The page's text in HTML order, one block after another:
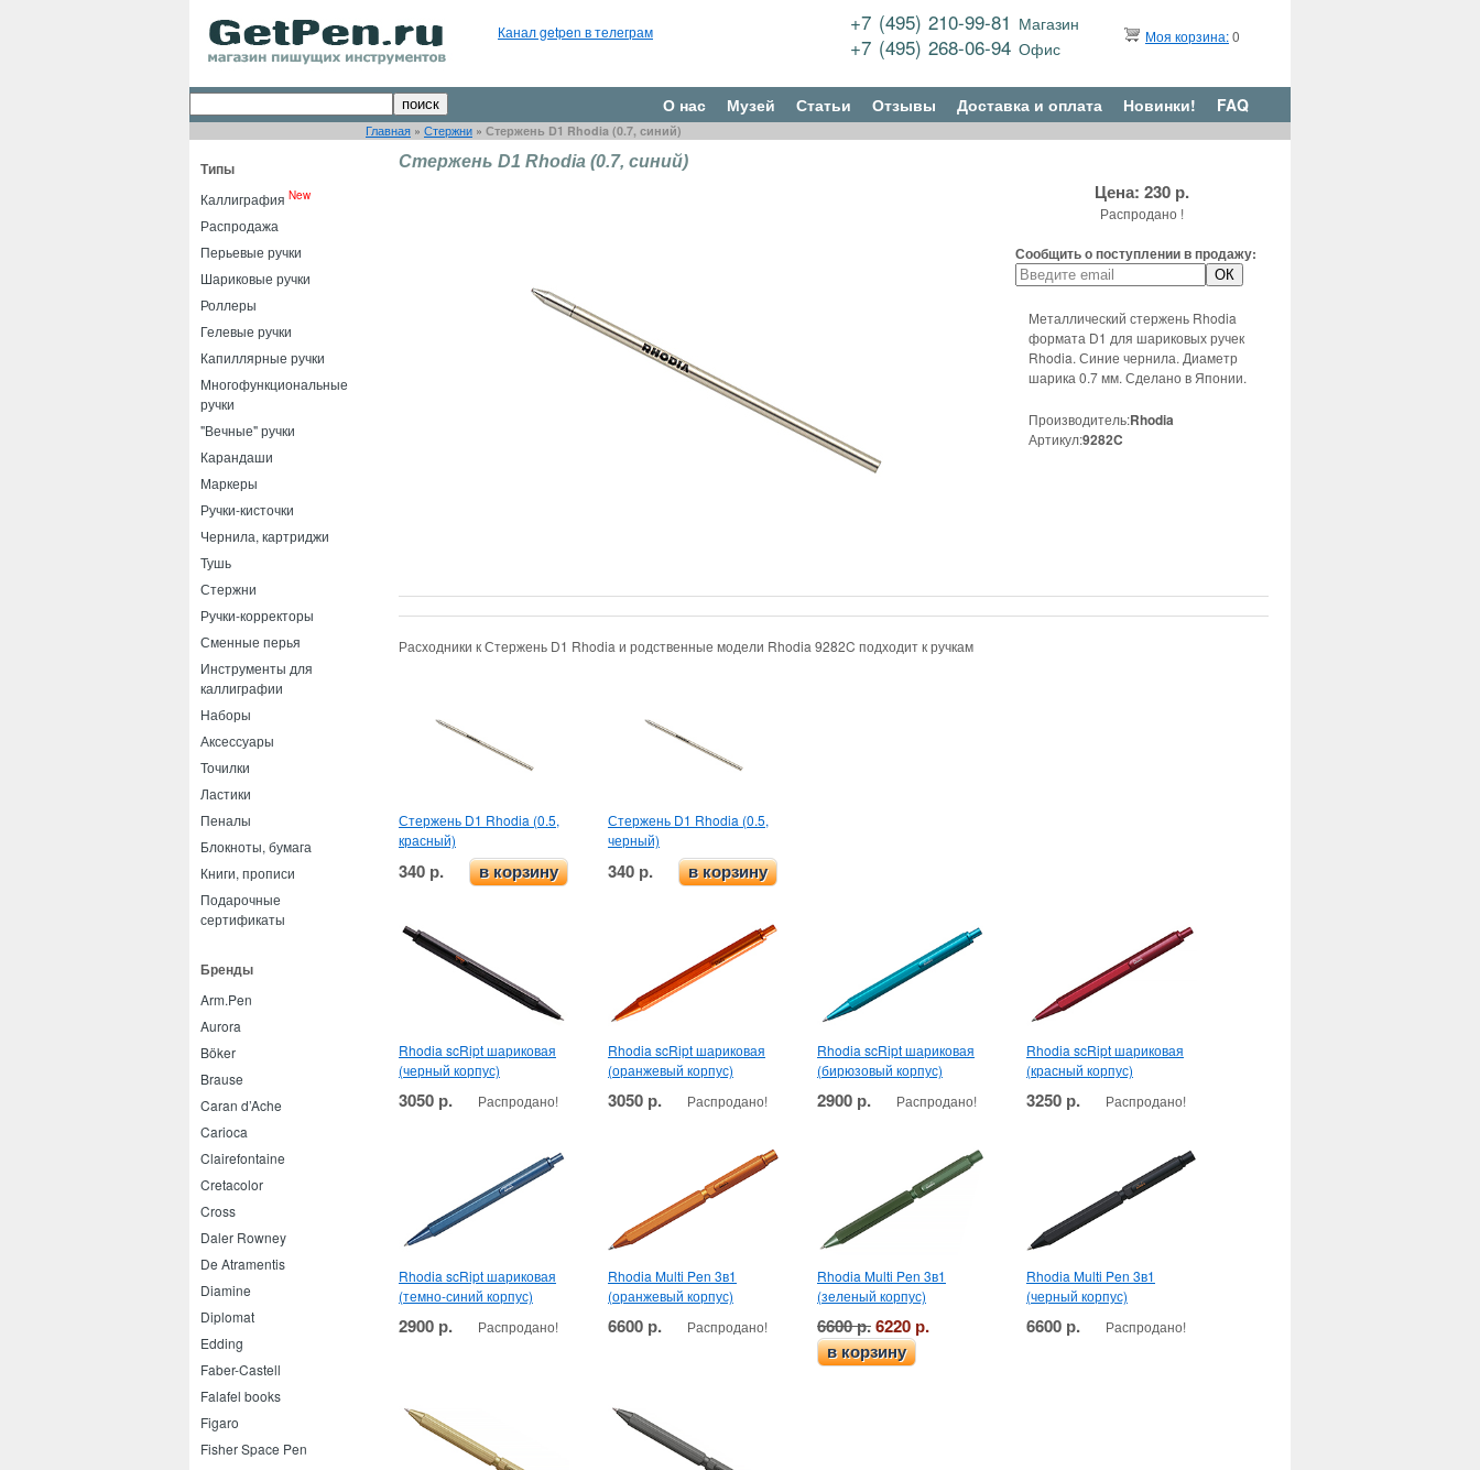
Канал getpen в телеграм +7 (495) 210-99-81 Магазин
+7 (495) 268-06-94Офис
Моя корзина:0
О нас Музей Статьи Отзывы Доставка и оплата Новинки! FAQ
Главная » Стержни » Стержень D1 Rhodia (0.7, синий)
Типы
Каллиграфия New
Распродажа
Перьевые ручки
Шариковые ручки
Роллеры
Гелевые ручки
Капиллярные ручки
Многофункциональные
ручки
"Вечные" ручки
Карандаши
Маркеры
Ручки-кисточки
Чернила, картриджи
Тушь
Стержни
Ручки-корректоры
Сменные перья
Инструменты для
каллиграфии
Наборы
Аксессуары
Точилки
Ластики
Пеналы
Блокноты, бумага
Книги, прописи
Подарочные
сертификаты
Бренды
Arm.Pen
Aurora
Böker
Brause
Caran d’Ache
Carioca
Clairefontaine
Cretacolor
Cross
Daler Rowney
De Atramentis
Diamine
Diplomat
Edding
Faber-Castell
Falafel books
Figaro
Fisher Space Pen
Стержень D1 Rhodia (0.7, синий)
Цена: 230 р.
Распродано !
Сообщить о поступлении в продажу:
Металлический стержень Rhodia
формата D1 для шариковых ручек
Rhodia. Синие чернила. Диаметр
шарика 0.7 мм. Сделано в Японии.
Производитель:Rhodia
Артикул:9282C
Расходники к Стержень D1 Rhodia и родственные модели
Стержень D1 Rhodia (0.5,
красный)
340 р. в корзину
Стержень D1 Rhodia (0.5,
черный)
340 р. в корзину
Rhodia 9282C подходит к ручкам
Rhodia scRipt шариковая
(черный корпус)
3050 р. Распродано!
Rhodia scRipt шариковая
(оранжевый корпус)
3050 р. Распродано!
Rhodia scRipt шариковая
(бирюзовый корпус)
2900 р. Распродано!
Rhodia scRipt шариковая
(красный корпус)
3250 р. Распродано!
Rhodia scRipt шариковая
(темно-синий корпус)
2900 р. Распродано!
Rhodia Multi Pen 3в1
(оранжевый корпус)
6600 р. Распродано!
Rhodia Multi Pen 3в1
(зеленый корпус)
6600 р.6220 р.
в корзину
Rhodia Multi Pen 3в1
(черный корпус)
6600 р. Распродано!